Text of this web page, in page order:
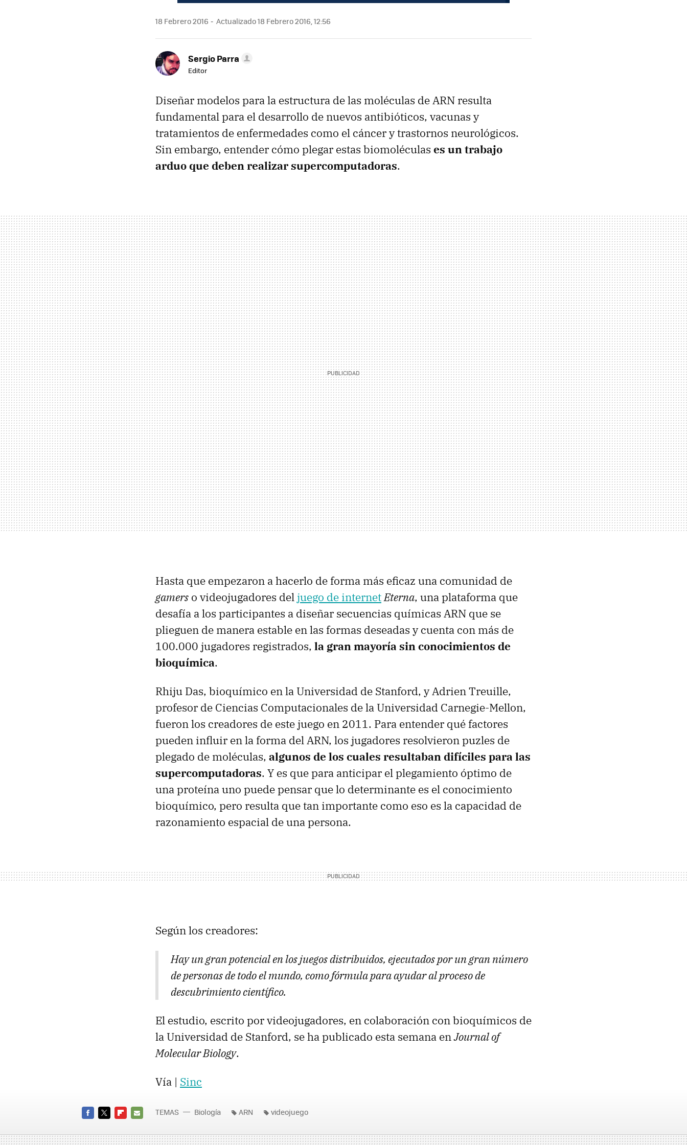
18 Febrero 2016 Actualizado 18 Febrero 2016, 12:56
Sergio Parra
Editor
Diseñar modelos para la estructura de las moléculas de ARN resulta
fundamental para el desarrollo de nuevos antibióticos, vacunas y
tratamientos de enfermedades como el cáncer y trastornos neurológicos.
Sin embargo, entender cómo plegar estas biomoléculas es un trabajo
arduo que deben realizar supercomputadoras.
Hasta que empezaron a hacerlo de forma más eficaz una comunidad de
gamers o videojugadores del juego de internetEterna, una plataforma que
desafía a los participantes a diseñar secuencias químicas ARN que se
plieguen de manera estable en las formas deseadas y cuenta con más de
100.000 jugadores registrados, la gran mayoría sin conocimientos de
bioquímica.
Rhiju Das, bioquímico en la Universidad de Stanford, y Adrien Treuille,
profesor de Ciencias Computacionales de la Universidad Carnegie-Mellon,
fueron los creadores de este juego en 2011. Para entender qué factores
pueden influir en la forma del ARN, los jugadores resolvieron puzles de
plegado de moléculas, algunos de los cuales resultaban difíciles para las
supercomputadoras. Y es que para anticipar el plegamiento óptimo de
una proteína uno puede pensar que lo determinante es el conocimiento
bioquímico, pero resulta que tan importante como eso es la capacidad de
razonamiento espacial de una persona.
Según los creadores:
Hay un gran potencial en los juegos distribuidos, ejecutados por un gran número
de personas de todo el mundo, como fórmula para ayudar al proceso de
descubrimiento científico.
El estudio, escrito por videojugadores, en colaboración con bioquímicos de
la Universidad de Stanford, se ha publicado esta semana enJournal of
Molecular Biology.
Vía | Sinc
MAIL
TEMAS Biología ARN videojuego